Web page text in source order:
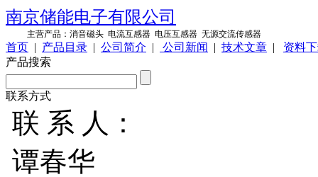
南京储能电子有限公司
主营产品： 消音磁头 电流互感器 电压互感器 无源交流传感器
首页 | 产品目录 | 公司简介 | 公司新闻 | 技术文章 | 资料
产品搜索
联系方式
联 系 人：
谭春华